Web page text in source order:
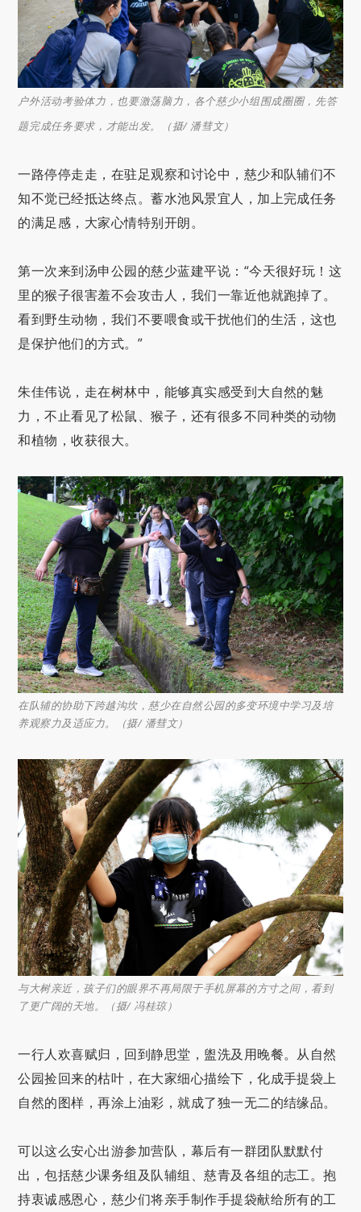
户外活动考验体力，也要激荡脑力，各个慈少小组围成圈圈，先答
题完成任务要求，才能出发。（摄/ 潘彗文）
一路停停走走，在驻足观察和讨论中，慈少和队辅们不
知不觉已经抵达终点。蓄水池风景宜人，加上完成任务
的满足感，大家心情特别开朗。
第一次来到汤申公园的慈少蓝建平说：“今天很好玩！这
里的猴子很害羞不会攻击人，我们一靠近他就跑掉了。
看到野生动物，我们不要喂食或干扰他们的生活，这也
是保护他们的方式。”
朱佳伟说，走在树林中，能够真实感受到大自然的魅
力，不止看见了松鼠、猴子，还有很多不同种类的动物
和植物，收获很大。
在队辅的协助下跨越沟坎，慈少在自然公园的多变环境中学习及培
养观察力及适应力。（摄/ 潘彗文）
与大树亲近，孩子们的眼界不再局限于手机屏幕的方寸之间，看到
了更广阔的天地。（摄/ 冯桂琼）
一行人欢喜赋归，回到静思堂，盥洗及用晚餐。从自然
公园捡回来的枯叶，在大家细心描绘下，化成手提袋上
自然的图样，再涂上油彩，就成了独一无二的结缘品。
可以这么安心出游参加营队，幕后有一群团队默默付
出，包括慈少课务组及队辅组、慈青及各组的志工。抱
持衷诚感恩心，慈少们将亲手制作手提袋献给所有的工